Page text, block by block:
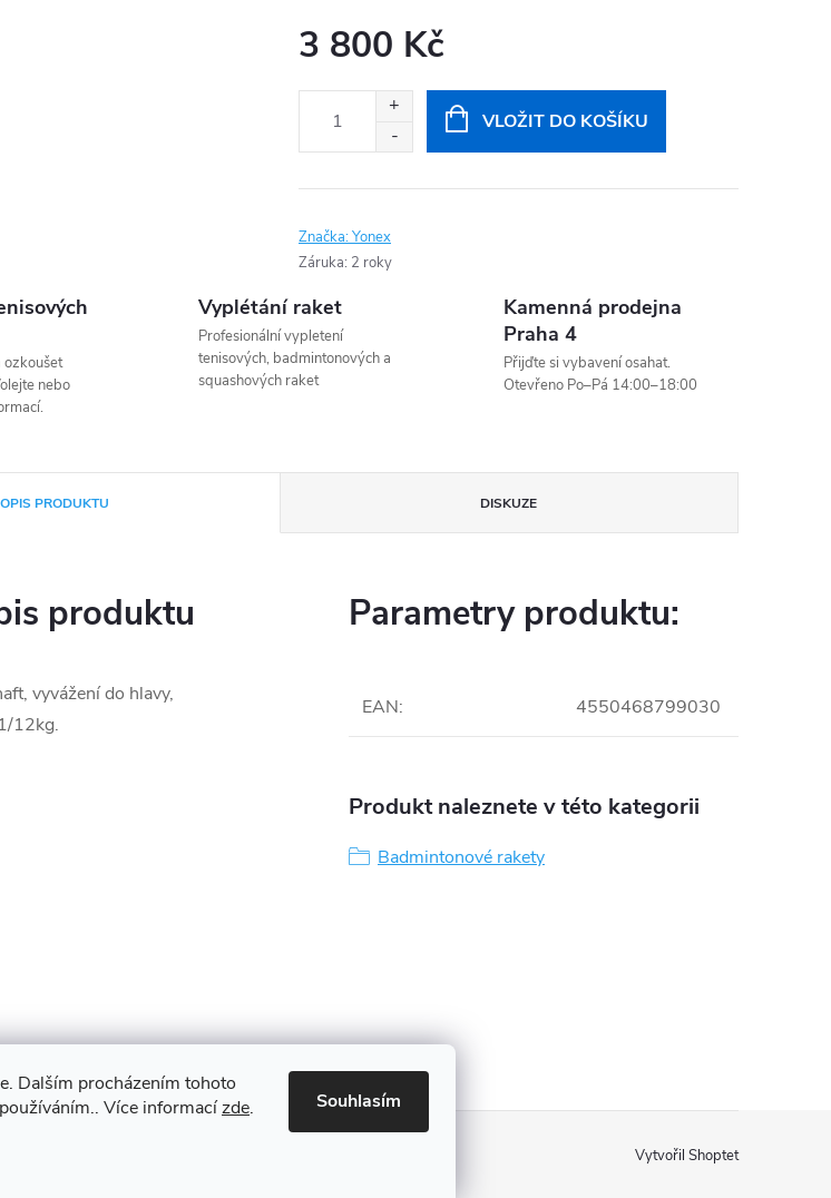
Dalším procházením tohoto
Více informacízde. Souhlasím
3 800 Kč
VLOŽIT DO KOŠÍKU
Značka:Yonex
Záruka: 2 roky
ozkoušet
nebo
Vyplétání raket
Profesionální vypletení
tenisových, badmintonových a
squashových raket
Kamenná prodejna
Praha 4
Přijďte si vybavení osahat.
Otevřeno Po–Pá 14:00–18:00
PRODUKTU DISKUZE
produktu
vyvážení do hlavy,
12kg.
Parametry produktu:
EAN: 4550468799030
Produkt naleznete v této kategorii
Badmintonové rakety
Vytvořil Shoptet